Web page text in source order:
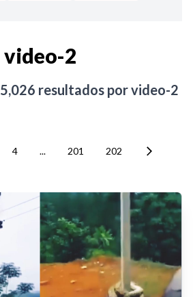
video-2
5,026 resultados porvideo-2
4 ... 201 202